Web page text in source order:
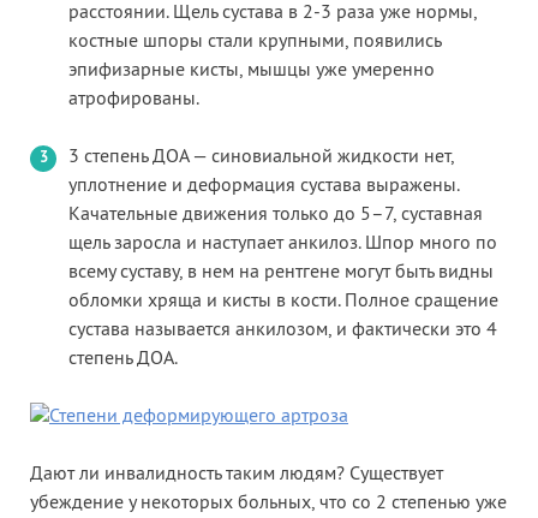
расстоянии. Щель сустава в 2-3 раза уже нормы,
костные шпоры стали крупными, появились
эпифизарные кисты, мышцы уже умеренно
атрофированы.
3 степень ДОА — синовиальной жидкости нет,
уплотнение и деформация сустава выражены.
Качательные движения только до 5–7, суставная
щель заросла и наступает анкилоз. Шпор много по
всему суставу, в нем на рентгене могут быть видны
обломки хряща и кисты в кости. Полное сращение
сустава называется анкилозом, и фактически это 4
степень ДОА.
Дают ли инвалидность таким людям? Существует
убеждение у некоторых больных, что со 2 степенью уже